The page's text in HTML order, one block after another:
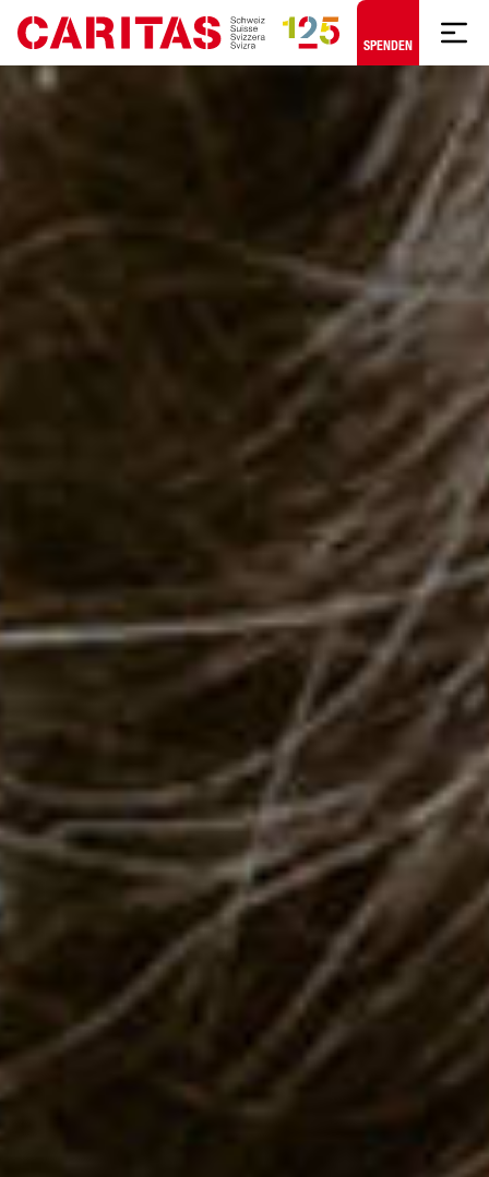
Zum Hauptinhalt springen
SPENDEN